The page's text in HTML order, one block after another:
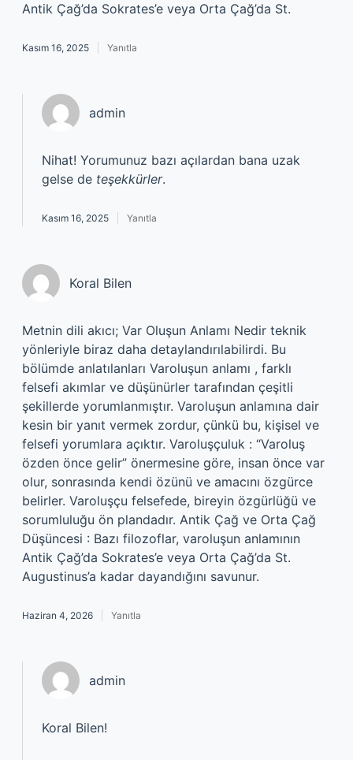
Antik Çağ’da Sokrates’e veya Orta Çağ’da St.
Kasım 16, 2025 Yanıtla
admin
Nihat! Yorumunuz bazı açılardan bana uzak
gelse de teşekkürler.
Kasım 16, 2025 Yanıtla
Koral Bilen
Metnin dili akıcı; Var Oluşun Anlamı Nedir teknik
yönleriyle biraz daha detaylandırılabilirdi. Bu
bölümde anlatılanları Varoluşun anlamı , farklı
felsefi akımlar ve düşünürler tarafından çeşitli
şekillerde yorumlanmıştır. Varoluşun anlamına dair
kesin bir yanıt vermek zordur, çünkü bu, kişisel ve
felsefi yorumlara açıktır. Varoluşçuluk : “Varoluş
özden önce gelir” önermesine göre, insan önce var
olur, sonrasında kendi özünü ve amacını özgürce
belirler. Varoluşçu felsefede, bireyin özgürlüğü ve
sorumluluğu ön plandadır. Antik Çağ ve Orta Çağ
Düşüncesi : Bazı filozoflar, varoluşun anlamının
Antik Çağ’da Sokrates’e veya Orta Çağ’da St.
Augustinus’a kadar dayandığını savunur.
Haziran 4, 2026 Yanıtla
admin
Koral Bilen!